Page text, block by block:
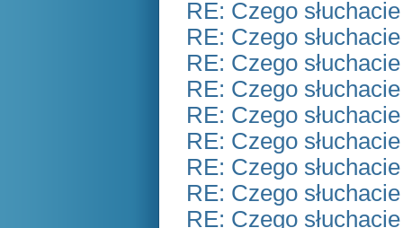
RE: Czego
RE: Czego
RE: Czego
RE: Czego
RE: Czego
RE: Czego
RE: Czego
RE: Czego
RE: Czego